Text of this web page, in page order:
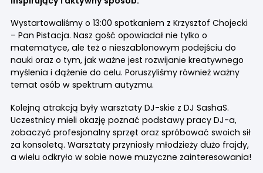
Wystartowaliśmy o 13:00 spotkaniem z Krzysztof Chojecki
– Pan Pistacja. Nasz gość opowiadał nie tylko o
matematyce, ale też o nieszablonowym podejściu do
nauki oraz o tym, jak ważne jest rozwijanie kreatywnego
myślenia i dążenie do celu. Poruszyliśmy również ważny
temat osób w spektrum autyzmu.
Kolejną atrakcją były warsztaty DJ-skie z DJ SashaS.
Uczestnicy mieli okazję poznać podstawy pracy DJ-a,
zobaczyć profesjonalny sprzęt oraz spróbować swoich sił
za konsoletą. Warsztaty przyniosły młodzieży dużo frajdy,
a wielu odkryło w sobie nowe muzyczne zainteresowania!